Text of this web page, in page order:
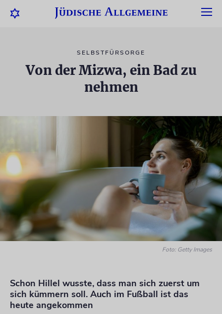
SELBSTFÜRSORGE
Von der Mizwa, ein Bad zu
nehmen
Foto: Getty Images
Schon Hillel wusste, dass man sich zuerst um
sich kümmern soll. Auch im Fußball ist das
heute angekommen